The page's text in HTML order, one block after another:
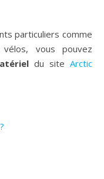
particuliers comme
vous pouvez
du site Arctic